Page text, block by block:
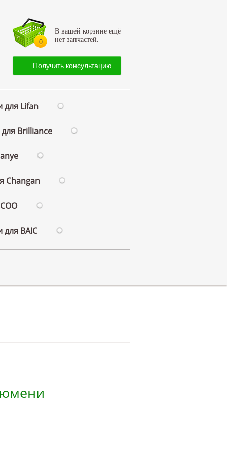
0
В вашей корзине ещё
нет запчастей.
Получить консультацию
для Lifan
Brilliance
Changan
для BAIC